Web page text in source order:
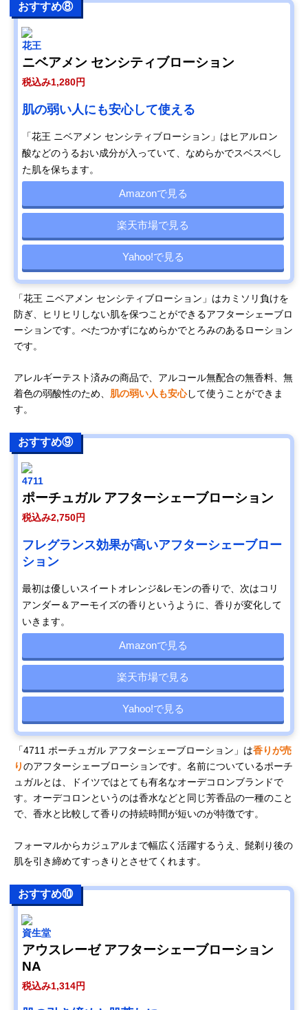
おすすめ⑧
花王
ニベアメン センシティブローション
税込み1,280円
肌の弱い人にも安心して使える
「花王 ニベアメン センシティブローション」はヒアルロン
酸などのうるおい成分が入っていて、なめらかでスベスベし
た肌を保ちます。
Amazonで見る
楽天市場で見る
Yahoo!で見る
「花王 ニベアメン センシティブローション」はカミソリ負けを
防ぎ、ヒリヒリしない肌を保つことができるアフターシェーブロ
ーションです。べたつかずになめらかでとろみのあるローション
です。
アレルギーテスト済みの商品で、アルコール無配合の無香料、無
着色の弱酸性のため、 肌の弱い人も安心して使うことができま
す。
おすすめ⑨
4711
ポーチュガル アフターシェーブローション
税込み2,750円
フレグランス効果が高いアフターシェーブロー
ション
最初は優しいスイートオレンジ&レモンの香りで、次はコリ
アンダー＆アーモイズの香りというように、香りが変化して
いきます。
Amazonで見る
楽天市場で見る
Yahoo!で見る
「4711 ポーチュガル アフターシェーブローション」は香りが売
りのアフターシェーブローションです。名前についているポーチ
ュガルとは、ドイツではとても有名なオーデコロンブランドで
す。オーデコロンというのは香水などと同じ芳香品の一種のこと
で、香水と比較して香りの持続時間が短いのが特徴です。
フォーマルからカジュアルまで幅広く活躍するうえ、髭剃り後の
肌を引き締めてすっきりとさせてくれます。
おすすめ⑩
資生堂
アウスレーゼ アフターシェーブローション
NA
税込み1,314円